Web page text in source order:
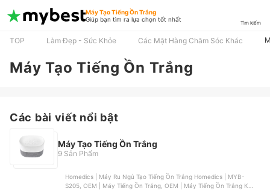
Máy Tạo Tiếng Ồn Trắng
Giúp bạn tìm ra lựa chọn tốt nhất
Tìm kiếm
TOP Làm Đẹp - Sức Khỏe Các Mặt Hàng Chăm Sóc Khác
Máy Tạo Tiếng Ồn Trắng
Các bài viết nổi bật
Máy Tạo Tiếng Ồn Trắng
9 Sản Phẩm
Homedics | Máy Ru Ngủ Tạo Tiếng Ồn Trắng Homedics | MYB-
S205, OEM | Máy Tiếng Ồn Trắng, OEM | Máy Tiếng Ồn Trắng Kết